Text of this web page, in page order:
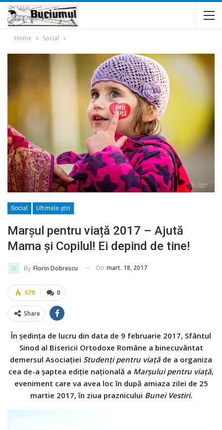
Home Social
Social Ultimele ştiri
Marșul pentru viață 2017 – Ajută
Mama și Copilul! Ei depind de tine!
By Florin Dobrescu On mart. 18, 2017
0
579
Share
În ședința de lucru din data de 9 februarie 2017, Sfântul
Sinod al Bisericii Ortodoxe Române a binecuvântat
demersul Asociației Studenți pentru viațăde a organiza
cea de-a șaptea ediție națională a Marșului pentru viață,
eveniment care va avea loc în după amiaza zilei de 25
martie 2017, în ziua praznicului Bunei Vestiri.